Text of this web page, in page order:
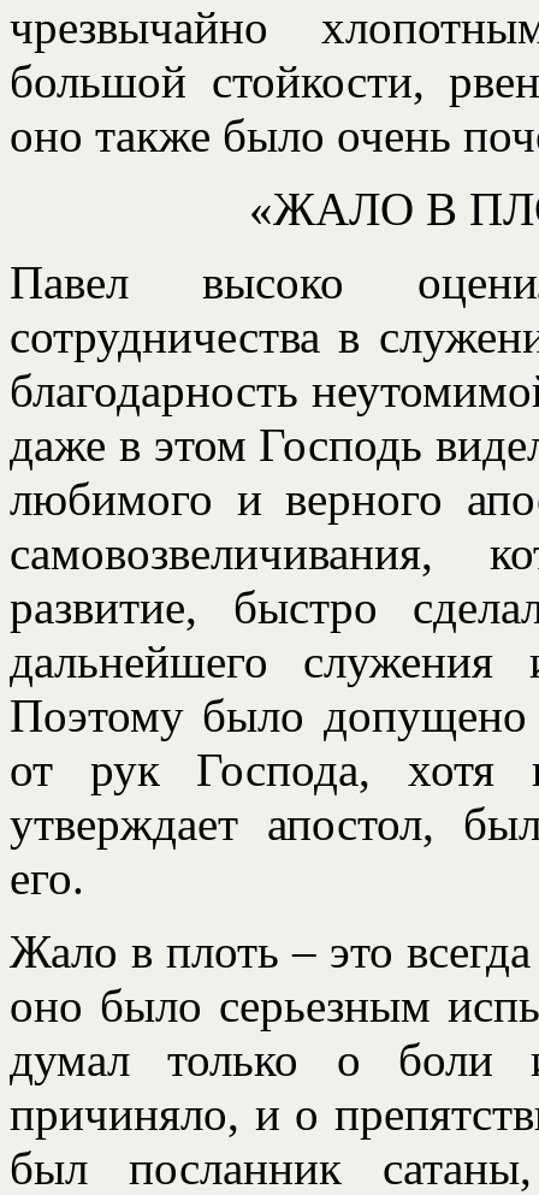
чрезвычайно
большой стойкости,
оно также было очень
«ЖАЛО В
Павел высоко
сотрудничества в
благодарность
даже в этом Господь
любимого и верного
развитие, быстро
дальнейшего
Поэтому было
от рук Господа,
утверждает апостол,
его.
Жало в плоть – это
оно было серьезным
думал только о боли
причиняло, и о
был посланник